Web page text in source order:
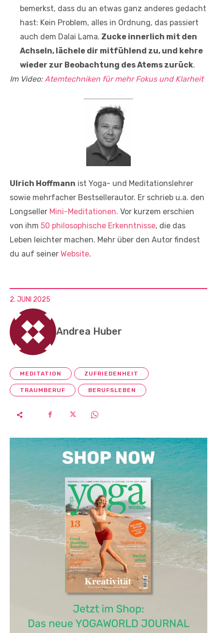
bemerkst, dass du an etwas ganz anderes gedacht
hast: Kein Problem, alles in Ordnung, das passiert
auch dem Dalai Lama. Zucke innerlich mit den
Achseln, lächele dir mitfühlend zu, und kehre
wieder zur Beobachtung des Atems zurück.
Im Video:Atemtechniken für mehr Fokus und Klarheit
Ulrich Hoffmann ist Yoga- und Meditationslehrer
sowie mehrfacher Bestsellerautor. Er schrieb u.a. den
Longseller Mini-Meditationen. Vor kurzem erschien
von ihm 50 philosophische Erkenntnisse, die das
Leben leichter machen. Mehr über den Autor findest
du auf seiner Website.
2. JUNI 2025
Andrea Huber
MEDITATION ZUFRIEDENHEIT
TRAUMBERUF BERUFSLEBEN